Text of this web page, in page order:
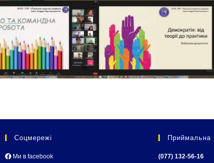
Соцмережі
Ми в facebook
Приймальна
(077) 132-56-16